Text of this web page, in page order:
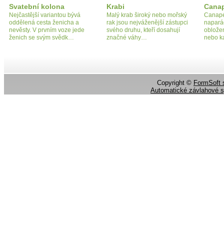
Svatební kolona
Nejčastější variantou bývá
oddělená cesta ženicha a
nevěsty. V prvním voze jede
ženich se svým svědk…
Krabi
Malý krab široký nebo mořský
rak jsou nejváženější zástupci
svého druhu, kteří dosahují
značné váhy…
nebo
Copyright © FormSoft
Automatické závlahové